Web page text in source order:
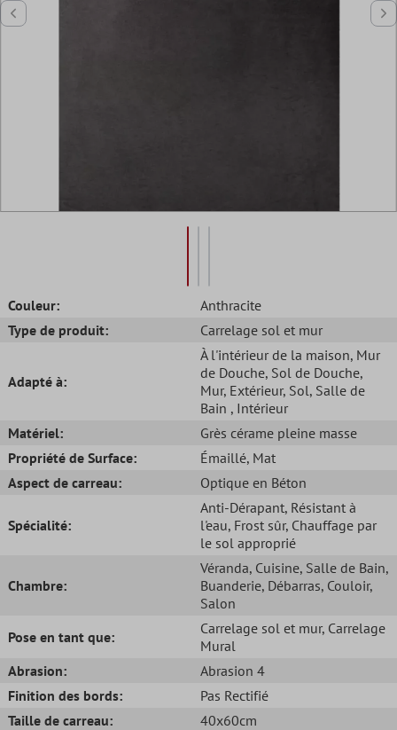
Couleur:
Anthracite
Type de produit:
Carrelage sol et mur
Adapté à:
À l'intérieur de la maison, Mur
de Douche, Sol de Douche,
Mur, Extérieur, Sol, Salle de
Bain , Intérieur
Matériel:
Grès cérame pleine masse
Propriété de Surface:
Émaillé, Mat
Aspect de carreau:
Optique en Béton
Spécialité:
Anti-Dérapant, Résistant à
l'eau, Frost sûr, Chauffage par
le sol approprié
Chambre:
Véranda, Cuisine, Salle de Bain,
Buanderie, Débarras, Couloir,
Salon
Pose en tant que:
Carrelage sol et mur, Carrelage
Mural
Abrasion:
Abrasion 4
Finition des bords:
Pas Rectifié
Taille de carreau:
40x60cm